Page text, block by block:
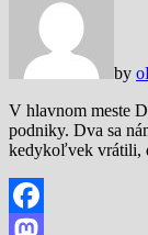
by
V hlavnom meste
podniky. Dva sa
kedykoľvek
Facebook